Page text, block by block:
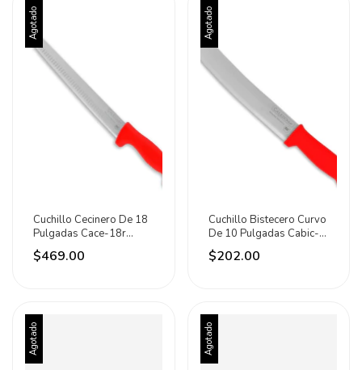
Agotado
Cuchillo Cecinero De 18
Pulgadas Cace-18r
Caledonia Rojo
$469.00
Agotado
Cuchillo Bistecero Curvo
De 10 Pulgadas Cabic-
10r Caledonia Rojo
$202.00
Agotado Agotado